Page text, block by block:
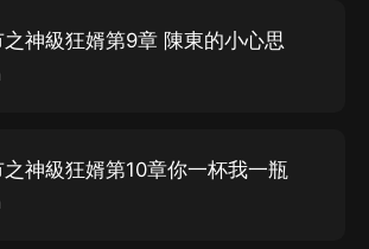
之神級狂婿第9章 陳東的小心思
神級狂婿第10章你一杯我一瓶